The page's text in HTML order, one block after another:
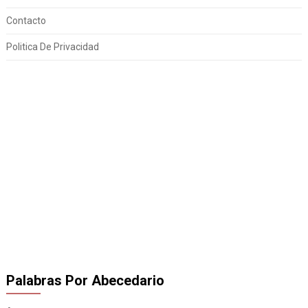
Contacto
Politica De Privacidad
Palabras Por Abecedario